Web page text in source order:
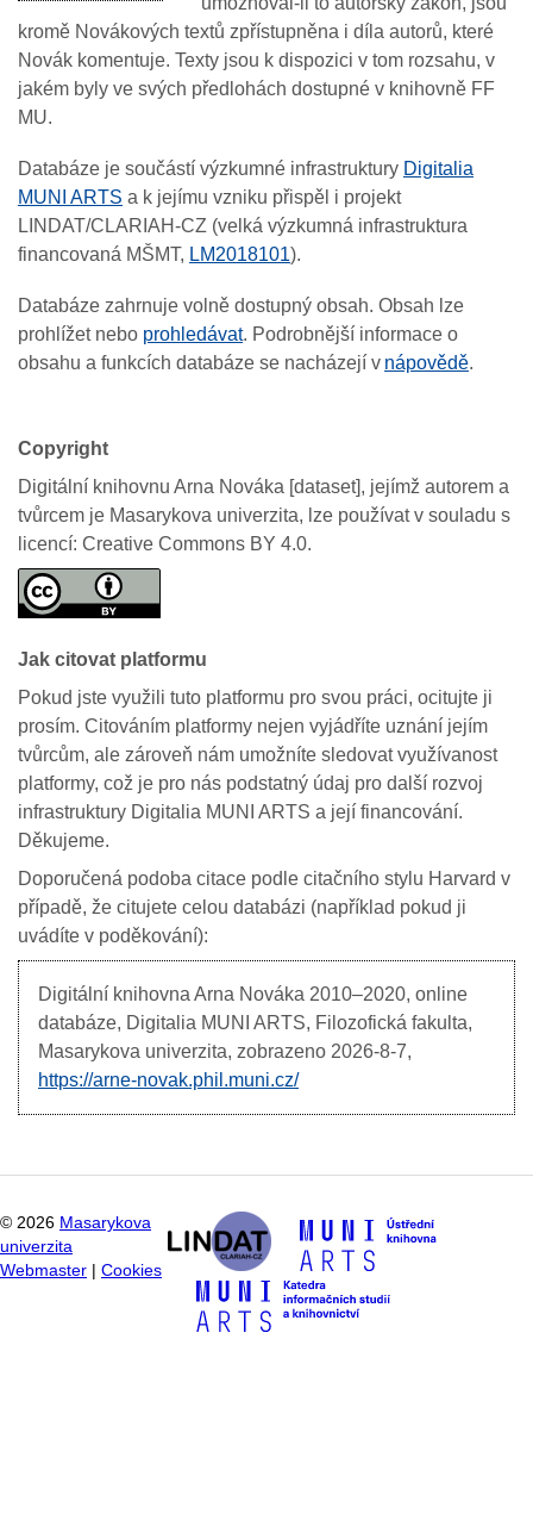
kromě Novákových textů zpřístupněna i díla autorů, které
Novák komentuje. Texty jsou k dispozici v tom rozsahu, v
jakém byly ve svých předlohách dostupné v knihovně FF
MU.
Databáze je součástí výzkumné infrastruktury Digitalia
MUNI ARTS a k jejímu vzniku přispěl i projekt
LINDAT/CLARIAH-CZ (velká výzkumná infrastruktura
financovaná MŠMT, LM2018101).
Databáze zahrnuje volně dostupný obsah. Obsah lze
prohlížet nebo prohledávat. Podrobnější informace o
obsahu a funkcích databáze se nacházejí v nápovědě.
Copyright
Digitální knihovnu Arna Nováka [dataset], jejímž autorem a
tvůrcem je Masarykova univerzita, lze používat v souladu s
licencí: Creative Commons BY 4.0.
Jak citovat platformu
Pokud jste využili tuto platformu pro svou práci, ocitujte ji
prosím. Citováním platformy nejen vyjádříte uznání jejím
tvůrcům, ale zároveň nám umožníte sledovat využívanost
platformy, což je pro nás podstatný údaj pro další rozvoj
infrastruktury Digitalia MUNI ARTS a její financování.
Děkujeme.
Doporučená podoba citace podle citačního stylu Harvard v
případě, že citujete celou databázi (například pokud ji
uvádíte v poděkování):
Digitální knihovna Arna Nováka 2010–2020, online
databáze, Digitalia MUNI ARTS, Filozofická fakulta,
Masarykova univerzita, zobrazeno 2026-8-7,
https://arne-novak.phil.muni.cz/
© 2026 Masarykova
univerzita
Webmaster
Cookies